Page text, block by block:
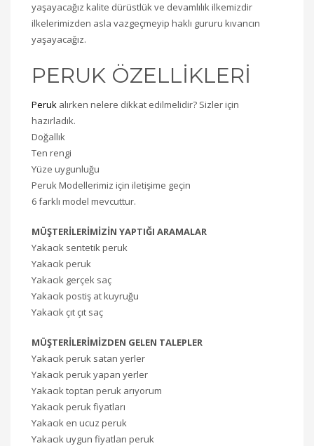
yaşayacağız kalite dürüstlük ve devamlılık ilkemizdir
ilkelerimizden asla vazgeçmeyip haklı gururu kıvancın
yaşayacağız.
PERUK ÖZELLİKLERİ
Peruk alırken nelere dikkat edilmelidir? Sizler için
hazırladık.
Doğallık
Ten rengi
Yüze uygunluğu
Peruk Modellerimiz için iletişime geçin
6 farklı model mevcuttur.
MÜŞTERİLERİMİZİN YAPTIĞI ARAMALAR
Yakacık sentetik peruk
Yakacık peruk
Yakacık gerçek saç
Yakacık postiş at kuyruğu
Yakacık çıt çıt saç
MÜŞTERİLERİMİZDEN GELEN TALEPLER
Yakacık peruk satan yerler
Yakacık peruk yapan yerler
Yakacık toptan peruk arıyorum
Yakacık peruk fiyatları
Yakacık en ucuz peruk
Yakacık uygun fiyatları peruk